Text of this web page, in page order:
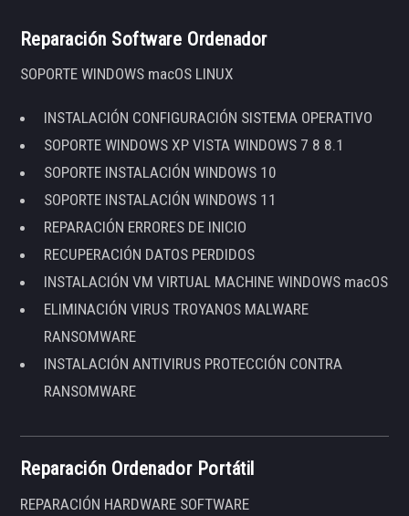
Reparación Software Ordenador
SOPORTE WINDOWS macOS LINUX
INSTALACIÓN CONFIGURACIÓN SISTEMA OPERATIVO
SOPORTE WINDOWS XP VISTA WINDOWS 7 8 8.1
SOPORTE INSTALACIÓN WINDOWS 10
SOPORTE INSTALACIÓN WINDOWS 11
REPARACIÓN ERRORES DE INICIO
RECUPERACIÓN DATOS PERDIDOS
INSTALACIÓN VM VIRTUAL MACHINE WINDOWS macOS
ELIMINACIÓN VIRUS TROYANOS MALWARE
RANSOMWARE
INSTALACIÓN ANTIVIRUS PROTECCIÓN CONTRA
RANSOMWARE
Reparación Ordenador Portátil
REPARACIÓN HARDWARE SOFTWARE